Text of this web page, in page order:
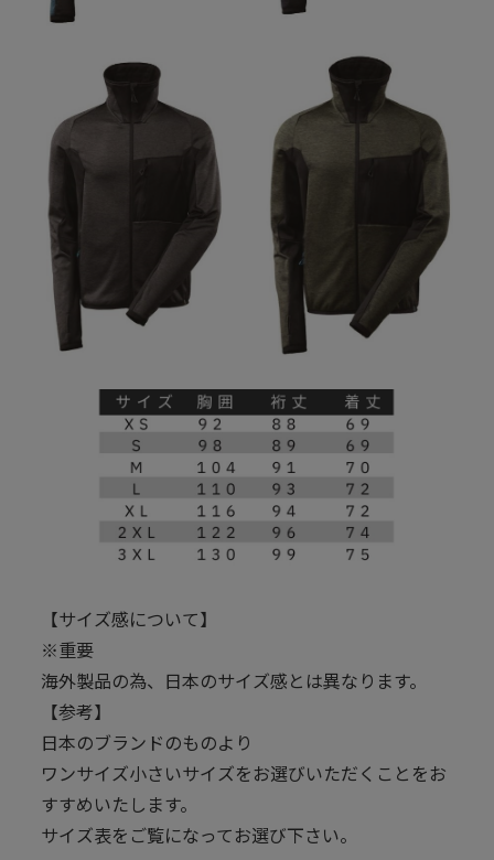
【サイズ感について】
※重要
海外製品の為、日本のサイズ感とは異なります。
【参考】
日本のブランドのものより
ワンサイズ小さいサイズをお選びいただくことをお
すすめいたします。
サイズ表をご覧になってお選び下さい。